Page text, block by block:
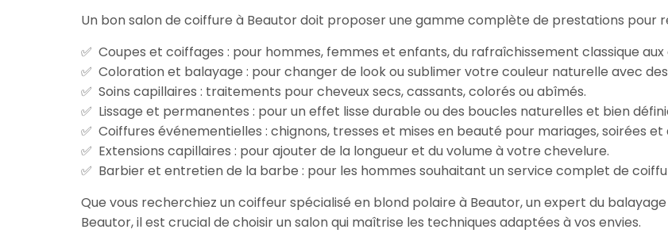
Un bon salon de coiffure à Beautor doit proposer une gamme complète de prestations pour
Coupes et coiffages : pour hommes, femmes et enfants, du rafraîchissement classique
Coloration et balayage : pour changer de look ou sublimer votre couleur naturelle avec
Soins capillaires : traitements pour cheveux secs, cassants, colorés ou abîmés.
Lissage et permanentes : pour un effet lisse durable ou des boucles naturelles et bien
Coiffures événementielles : chignons, tresses et mises en beauté pour mariages, soirées
Extensions capillaires : pour ajouter de la longueur et du volume à votre chevelure.
Barbier et entretien de la barbe : pour les hommes souhaitant un service complet de
Que vous recherchiez un coiffeur spécialisé en blond polaire à Beautor, un expert du
Beautor, il est crucial de choisir un salon qui maîtrise les techniques adaptées à vos envies.